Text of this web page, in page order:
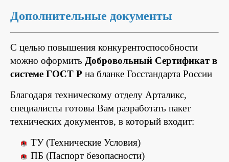
Дополнительные документы
С целью повышения конкурентоспособности
можно оформить Добровольный Сертификат в
системе ГОСТ Р на бланке Госстандарта России
Благодаря техническому отделу Арталикс,
специалисты готовы Вам разработать пакет
технических документов, в который входит:
ТУ (Технические Условия)
ПБ (Паспорт безопасности)